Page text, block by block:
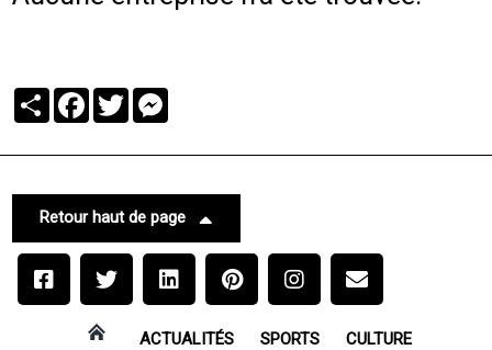
PartagerFacebook
Twitter
Retour haut de page
ACTUALITÉS SPORTS CULTURE